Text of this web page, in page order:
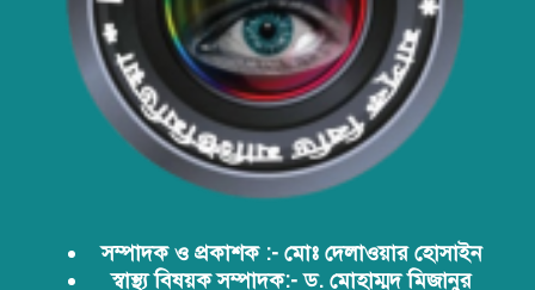
ডিএনসি যশোর কর্তৃক ৩০ হাজার পিস
ইয়াবা উদ্ধার
সম্পাদক ও প্রকাশক :- মোঃ দেলাওয়ার হোসাইন
স্বাস্থ্য বিষয়ক সম্পাদক:- ড. মোহাম্মদ মিজানুর